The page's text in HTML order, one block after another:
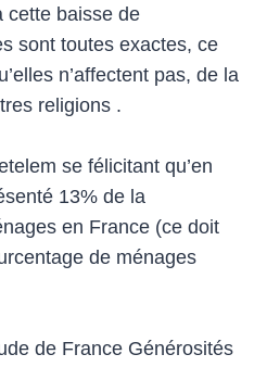
cette baisse de
sont toutes exactes, ce
n’affectent pas, de la
religions .
se félicitant qu’en
13% de la
en France (ce doit
de ménages
de France Générosités